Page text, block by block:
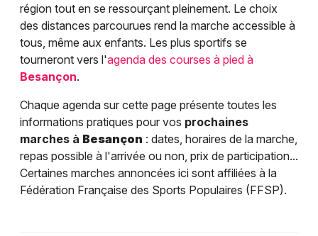
région tout en se ressourçant pleinement. Le choix
des distances parcourues rend la marche accessible à
tous, même aux enfants. Les plus sportifs se
tourneront vers l'agenda des courses à pied à
Besançon.
Chaque agenda sur cette page présente toutes les
informations pratiques pour vos prochaines
marches à Besançon : dates, horaires de la marche,
repas possible à l'arrivée ou non, prix de participation...
Certaines marches annoncées ici sont affiliées à la
Fédération Française des Sports Populaires (FFSP).